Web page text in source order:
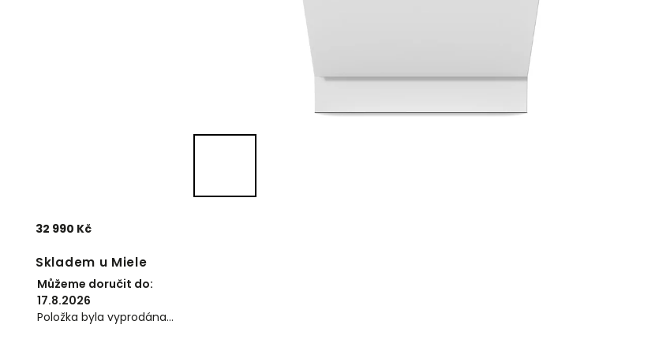
32 990 Kč
Skladem u Miele
Můžeme doručit do:
17.8.2026
Položka byla vyprodána…